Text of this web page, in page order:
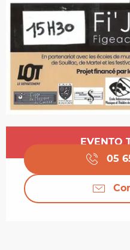
Horarios y datos
EVENTO
05